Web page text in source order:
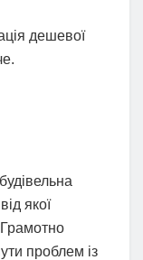
дешевої
якої
Грамотно
проблем із